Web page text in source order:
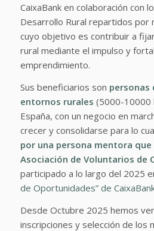
CaixaBank en colaboración con
Desarrollo Rural repartidos por
cuyo objetivo es contribuir a
rural mediante el impulso y
emprendimiento.
Sus beneficiarios son personas
entornos rurales (5000-10000
España, con un negocio en
crecer y consolidarse para lo
por una persona mentora
Asociación de Voluntarios de
participado a lo largo del 2025
de Oportunidades” de
Desde Octubre 2025 hemos
inscripciones y selección de los